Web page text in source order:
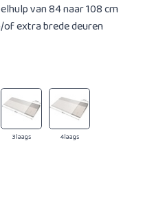
van 84 naar 108 cm
of extra brede deuren
3laags 4laags